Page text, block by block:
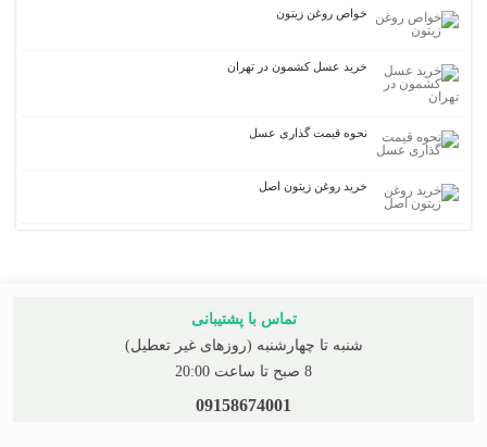
خواص روغن زیتون
خرید عسل کشمون در تهران
نحوه قیمت گذاری عسل
خرید روغن زیتون اصل
تماس با پشتیبانی
شنبه تا چهارشنبه (روزهای غیر تعطیل)
8 صبح تا ساعت 20:00
09158674001